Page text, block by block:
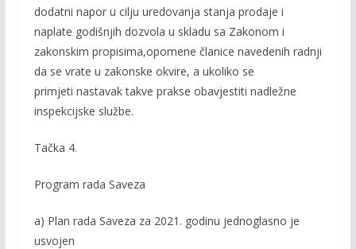
dodatni napor u cilju uredovanja stanja prodaje i
naplate godišnjih dozvola u skladu sa Zakonom i
zakonskim propisima,opomene članice navedenih radnji
da se vrate u zakonske okvire, a ukoliko se
primjeti nastavak takve prakse obavjestiti nadležne
inspekcijske službe.
Tačka 4.
Program rada Saveza
a) Plan rada Saveza za 2021. godinu jednoglasno je
usvojen